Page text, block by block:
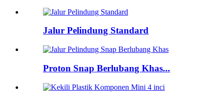
Jalur Pelindung Standard
Proton Snap Berlubang Khas...